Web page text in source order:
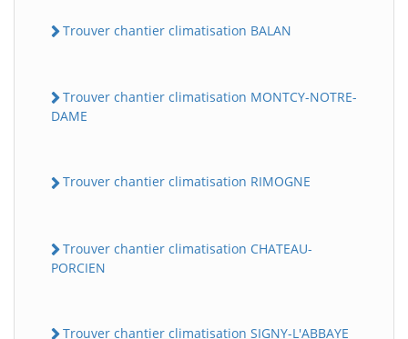
Trouver chantier climatisation BALAN
Trouver chantier climatisation MONTCY-NOTRE-
DAME
Trouver chantier climatisation RIMOGNE
Trouver chantier climatisation CHATEAU-
PORCIEN
Trouver chantier climatisation SIGNY-L'ABBAYE